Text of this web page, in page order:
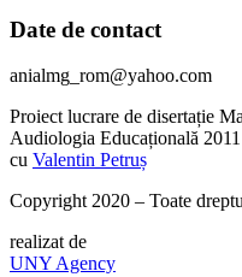
Date de contact
anialmg_rom@yahoo.com
Proiect lucrare de disertație
Audiologia Educațională
cu Valentin Petruș
Copyright 2020 – Toate
realizat de
UNY Agency